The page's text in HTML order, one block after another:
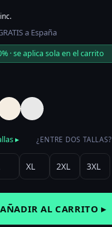
a España
· se aplica sola en el carrito
▸ ¿ENTRE DOS
XL 2XL 3XL
AÑADIR AL CARRITO ▸